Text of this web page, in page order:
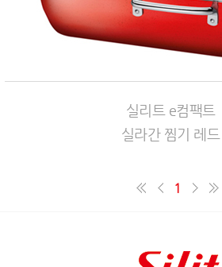
실리트 e컴팩트
실라간 찜기 레드
1